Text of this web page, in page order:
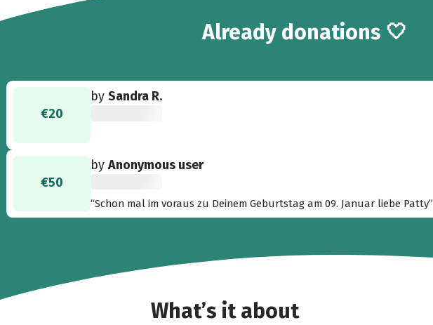
Already 2
donations 🤍
€20
bySandra R.
€50
byAnonymous user
“Schon mal im voraus zu Deinem Geburtstag am 09. Januar liebe Patty”
What’s it about